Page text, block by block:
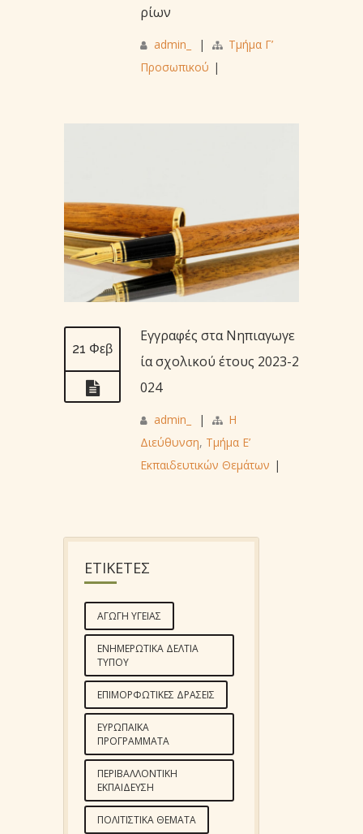
ρίων
admin_ |
Τμήμα Γ’
Προσωπικού |
21 Φεβ
Εγγραφές στα Νηπιαγωγε
ία σχολικού έτους 2023-2
024
admin_ |
Η
Διεύθυνση, Τμήμα Ε’
Εκπαιδευτικών Θεμάτων |
ΕΤΙΚΕΤΕΣ
ΑΓΩΓΉ ΥΓΕΊΑΣ
ΕΝΗΜΕΡΩΤΙΚΆ ΔΕΛΤΊΑ
ΤΎΠΟΥ
ΕΠΙΜΟΡΦΩΤΙΚΈΣ ΔΡΆΣΕΙΣ
ΕΥΡΩΠΑΪΚΆ
ΠΡΟΓΡΆΜΜΑΤΑ
ΠΕΡΙΒΑΛΛΟΝΤΙΚΉ
ΕΚΠΑΊΔΕΥΣΗ
ΠΟΛΙΤΙΣΤΙΚΆ ΘΈΜΑΤΑ